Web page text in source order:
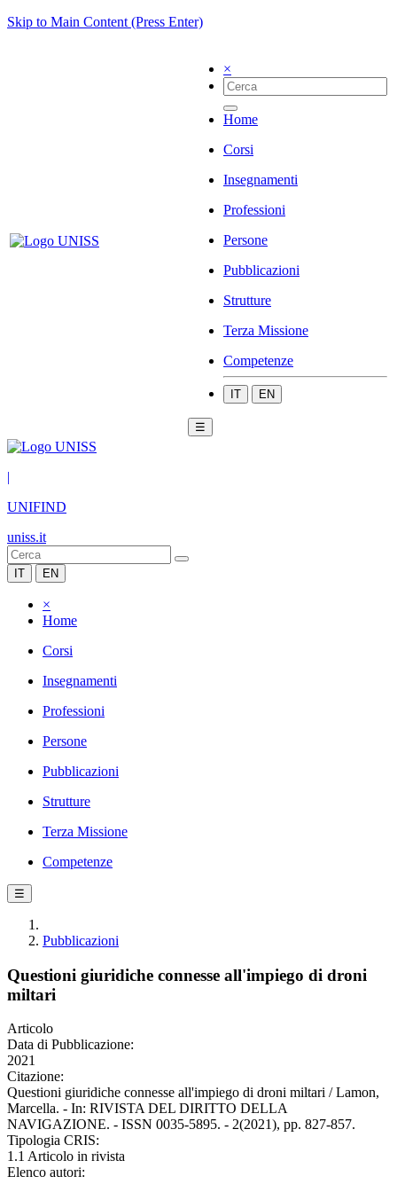
Skip to Main Content (Press Enter)
×
Home
Corsi
Insegnamenti
Professioni
Persone
Pubblicazioni
Strutture
Terza Missione
Competenze
IT EN
☰
|
UNIFIND
uniss.it
IT EN
×
Home
Corsi
Insegnamenti
Professioni
Persone
Pubblicazioni
Strutture
Terza Missione
Competenze
☰
Pubblicazioni
Questioni giuridiche connesse all'impiego di droni
miltari
Articolo
Data di Pubblicazione:
2021
Citazione:
Questioni giuridiche connesse all'impiego di droni miltari / Lamon,
Marcella. - In: RIVISTA DEL DIRITTO DELLA
NAVIGAZIONE. - ISSN 0035-5895. - 2(2021), pp. 827-857.
Tipologia CRIS:
1.1 Articolo in rivista
Elenco autori: